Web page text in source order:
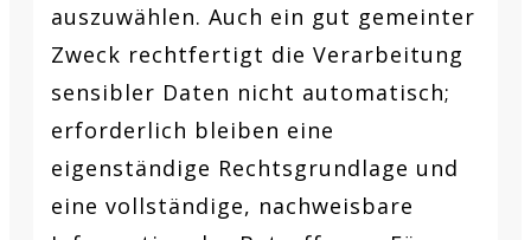
auszuwählen. Auch ein gut gemeinter
Zweck rechtfertigt die Verarbeitung
sensibler Daten nicht automatisch;
erforderlich bleiben eine
eigenständige Rechtsgrundlage und
eine vollständige, nachweisbare